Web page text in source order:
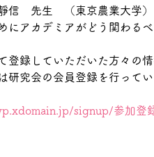
信　先生　（東京農業大学
にアカデミアがどう関わる
登録していただいた方々の
研究会の会員登録を行って
signup/参加登